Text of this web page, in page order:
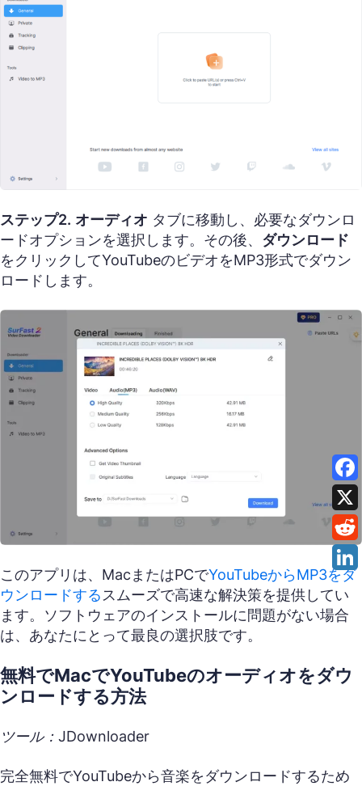
ステップ2. オーディオ タブに移動し、必要なダウンロ
ードオプションを選択します。その後、 ダウンロード
をクリックしてYouTubeのビデオをMP3形式でダウン
ロードします。
このアプリは、MacまたはPCでYouTubeからMP3をダ
ウンロードする スムーズで高速な解決策を提供してい
ます。ソフトウェアのインストールに問題がない場合
は、あなたにとって最良の選択肢です。
無料でMacでYouTubeのオーディオをダウ
ンロードする方法
ツール：JDownloader
完全無料でYouTubeから音楽をダウンロードするため